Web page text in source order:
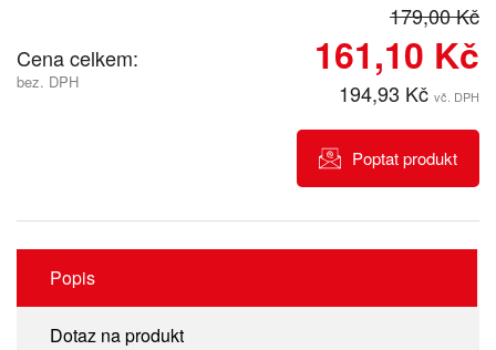
179,00 Kč
Cena celkem:
bez. DPH
161,10 Kč
194,93 Kč vč. DPH
Poptat produkt
Popis
Dotaz na produkt